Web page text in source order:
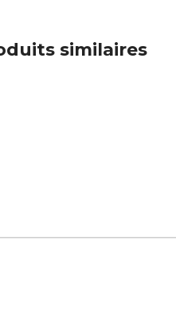
similaires